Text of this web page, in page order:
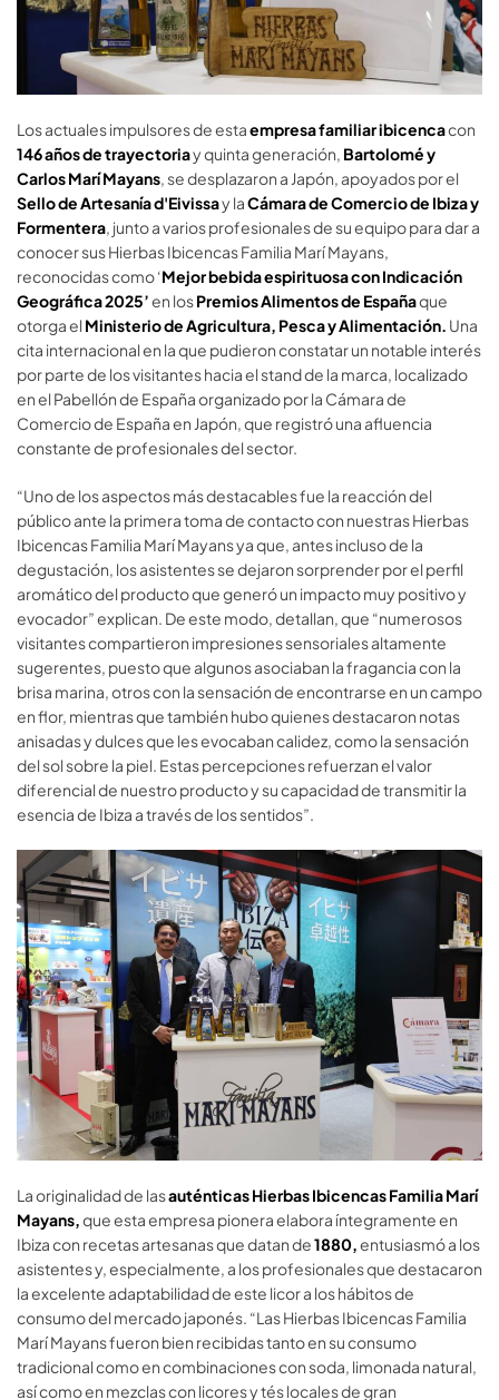
Los actuales impulsores de estaempresa familiar ibicencacon
146 años de trayectoriay quinta generación, Bartolomé y
Carlos Marí Mayans, se desplazaron a Japón, apoyados por el
Sello de Artesanía d'Eivissay laCámara de Comercio de Ibiza y
Formentera, junto a varios profesionales de su equipo para dar a
conocer sus Hierbas Ibicencas Familia Marí Mayans,
reconocidas como ‘Mejorbebida espirituosa con Indicación
Geográfica 2025’en losPremios Alimentos de Españaque
otorga elMinisterio de Agricultura, Pesca y Alimentación. Una
cita internacional en la que pudieron constatar un notable interés
por parte de los visitantes hacia el stand de la marca, localizado
en el Pabellón de España organizado por la Cámara de
Comercio de España en Japón, que registró una afluencia
constante de profesionales del sector.
“Uno de los aspectos más destacables fue la reacción del
público ante la primera toma de contacto con nuestras Hierbas
Ibicencas Familia Marí Mayans ya que, antes incluso de la
degustación, los asistentes se dejaron sorprender por el perfil
aromático del producto que generó un impacto muy positivo y
evocador” explican. De este modo, detallan, que “numerosos
visitantes compartieron impresiones sensoriales altamente
sugerentes, puesto que algunos asociaban la fragancia con la
brisa marina, otros con la sensación de encontrarse en un campo
en flor, mientras que también hubo quienes destacaron notas
anisadas y dulces que les evocaban calidez, como la sensación
del sol sobre la piel. Estas percepciones refuerzan el valor
diferencial de nuestro producto y su capacidad de transmitir la
esencia de Ibiza a través de los sentidos”.
La originalidad de lasauténticas HierbasIbicencas Familia Marí
Mayans,que esta empresa pionera elabora íntegramente en
Ibiza con recetas artesanas que datan de1880,entusiasmó a los
asistentes y, especialmente, a los profesionales que destacaron
la excelente adaptabilidad de este licor a los hábitos de
consumo del mercado japonés. “Las Hierbas Ibicencas Familia
Marí Mayans fueron bien recibidas tanto en su consumo
tradicional como en combinaciones con soda, limonada natural,
así como en mezclas con licores y tés locales de gran